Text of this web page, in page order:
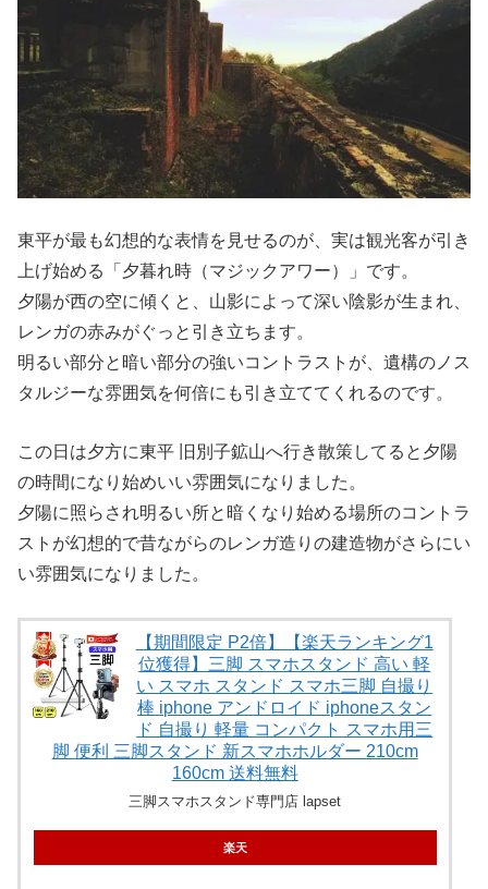
東平が最も幻想的な表情を見せるのが、実は観光客が引き
上げ始める「夕暮れ時（マジックアワー）」です。
夕陽が西の空に傾くと、山影によって深い陰影が生まれ、
レンガの赤みがぐっと引き立ちます。
明るい部分と暗い部分の強いコントラストが、遺構のノス
タルジーな雰囲気を何倍にも引き立ててくれるのです。
この日は夕方に東平 旧別子鉱山へ行き散策してると夕陽
の時間になり始めいい雰囲気になりました。
夕陽に照らされ明るい所と暗くなり始める場所のコントラ
ストが幻想的で昔ながらのレンガ造りの建造物がさらにい
い雰囲気になりました。
【期間限定 P2倍】【楽天ランキング1
位獲得】三脚 スマホスタンド 高い 軽
い スマホ スタンド スマホ三脚 自撮り
棒 iphone アンドロイド iphoneスタン
ド 自撮り 軽量 コンパクト スマホ用三
脚 便利 三脚スタンド 新スマホホルダー 210cm
160cm 送料無料
三脚スマホスタンド専門店 lapset
楽天